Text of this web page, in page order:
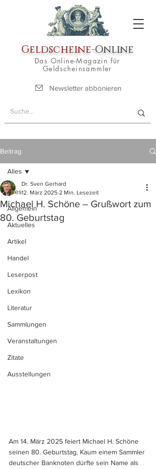
Geldscheine-Online
Das Online-Magazin für
Geldscheinsammler
Newsletter abbonieren
Beitrag
Alles
Allgemein
Aktuelles
Artikel
Handel
Leserpost
Lexikon
Literatur
Sammlungen
Veranstaltungen
Zitate
Ausstellungen
Alles
Michael H. Schöne – Grußwort zum
80. Geburtstag
Dr. Sven Gerhard
12. März 2025 2 Min. Lesezeit
Am 14. März 2025 feiert Michael H. Schöne
seinen 80. Geburtstag. Kaum einem Sammler
deutscher Banknoten dürfte sein Name als